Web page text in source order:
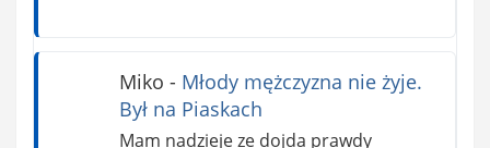
Miko - Młody mężczyzna nie żyje.
Był na Piaskach
Mam nadzieje ze dojda prawdy